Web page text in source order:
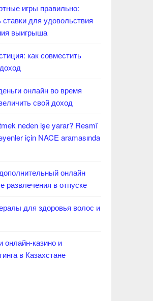
игры правильно:
для удовольствия
выигрыша
как совместить
онлайн во время
свой доход
neden işe yarar? Resmî
için NACE aramasında
онлайн
развлечения в отпуске
для здоровья волос и
онлайн-казино и
в Казахстане